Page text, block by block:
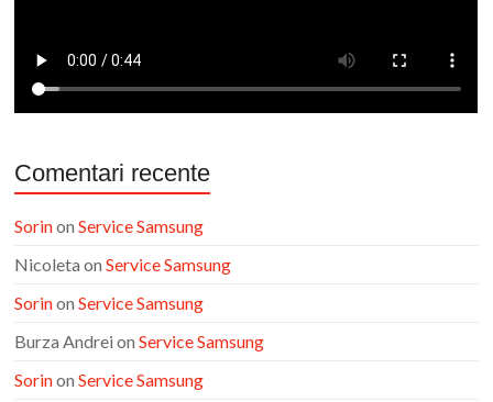
Comentari recente
SorinonService Samsung
Nicoleta onService Samsung
SorinonService Samsung
Burza Andrei onService Samsung
SorinonService Samsung